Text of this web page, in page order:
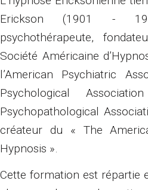
Erickson (1901 -
psychothérapeute,
Société Américaine
l’American Psychiatric
Psychological
Psychopathological
créateur du « The
Hypnosis ».
Cette formation est répartie